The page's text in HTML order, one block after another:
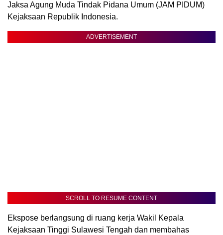
Jaksa Agung Muda Tindak Pidana Umum (JAM PIDUM)
Kejaksaan Republik Indonesia.
ADVERTISEMENT
SCROLL TO RESUME CONTENT
Ekspose berlangsung di ruang kerja Wakil Kepala
Kejaksaan Tinggi Sulawesi Tengah dan membahas